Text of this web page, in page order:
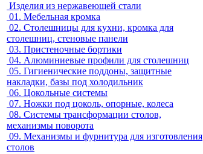
Изделия из нержавеющей стали
01. Мебельная кромка
02. Столешницы для кухни, кромка для
столешниц, стеновые панели
03. Пристеночные бортики
04. Алюминиевые профили для столешниц
05. Гигиенические поддоны, защитные
накладки, базы под холодильник
06. Цокольные системы
07. Ножки под цоколь, опорные, колеса
08. Системы трансформации столов,
механизмы поворота
09. Механизмы и фурнитура для изготовления
столов